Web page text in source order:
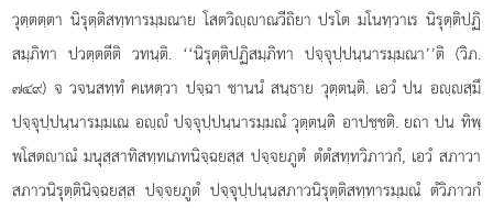
วุตฺตตฺตา นิรุตฺติสทฺทารมฺมณาย โสตวิฺาณวีถิยา ปรโต มโนทฺวาเร นิรุตฺติปฏิ
สมฺภิทา ปวตฺตตีติ วทนฺติ. ‘‘นิรุตฺติปฏิสมฺภิทา ปจฺจุปฺปนฺนารมฺมณา’’ติ (วิภ.
๗๔๙) จ วจนสทฺทํ คเหตฺวา ปจฺฉา ชานนํ สนฺธาย วุตฺตนฺติ. เอวํ ปน อฺสฺมึ
ปจฺจุปฺปนฺนารมฺมเณ อฺํ ปจฺจุปฺปนฺนารมฺมณํ วุตฺตนฺติ อาปชฺชติ. ยถา ปน ทิพฺ
พโสตาณํ มนุสฺสาทิสทฺทเภทนิจฺฉยสฺส ปจฺจยภูตํ ตํตํสทฺทวิภาวกํ, เอวํ สภาวา
สภาวนิรุตฺตินิจฺฉยสฺส ปจฺจยภูตํ ปจฺจุปฺปนฺนสภาวนิรุตฺติสทฺทารมฺมณํ ตํวิภาวกํ